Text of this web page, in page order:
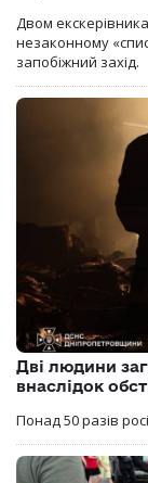
Двом
незаконному
запобіжний захід.
Дві людини
внаслідок
Понад 50 разів